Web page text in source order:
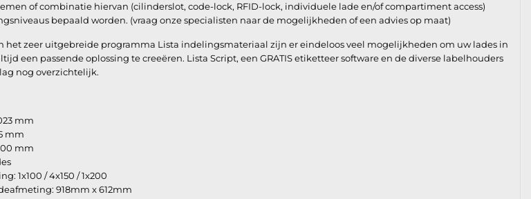
of combinatie hiervan (cilinderslot, code-lock, RFID-lock, individuele lade en/of compartiment access)
bepaald worden. (vraag onze specialisten naar de mogelijkheden of een advies op maat)
het zeer uitgebreide programma Lista indelingsmateriaal zijn er eindeloos veel mogelijkheden om uw lades in
een passende oplossing te creeëren. Lista Script, een GRATIS etiketteer software en de diverse labelhouders
nog overzichtelijk.
mm
mm
mm
1x100 / 4x150 / 1x200
918mm x 612mm